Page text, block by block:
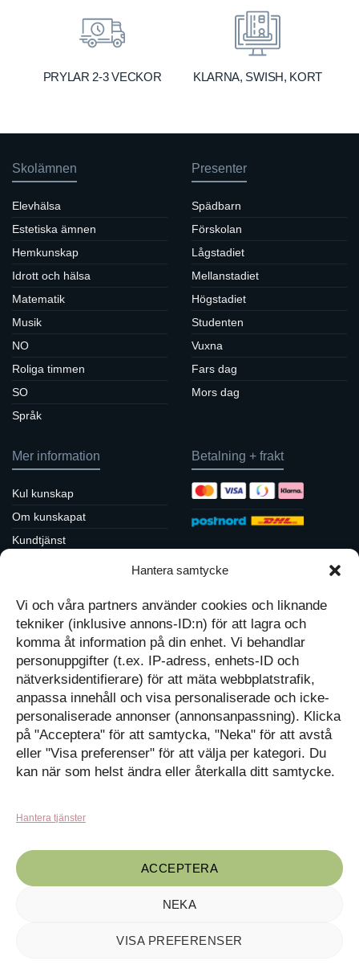
Hantera samtycke
Vi och våra partners använder cookies och liknande
tekniker (inklusive annons-ID:n) för att lagra och
komma åt information på din enhet. Vi behandlar
personuppgifter (t.ex. IP-adress, enhets-ID och
nätverksidentifierare) för att mäta webbplatstrafik,
anpassa innehåll och visa personaliserade och icke-
personaliserade annonser (annonsanpassning). Klicka
på "Acceptera" för att samtycka, "Neka" för att avstå
eller "Visa preferenser" för att välja per kategori. Du
kan när som helst ändra eller återkalla ditt samtycke.
Hantera tjänster
ACCEPTERA
NEKA
VISA PREFERENSER
PRYLAR 2-3 VECKOR KLARNA, SWISH, KORT
Skolämnen
Elevhälsa
Estetiska ämnen
Hemkunskap
Idrott och hälsa
Matematik
Musik
NO
Roliga timmen
SO
Språk
Presenter
Spädbarn
Förskolan
Lågstadiet
Mellanstadiet
Högstadiet
Studenten
Vuxna
Fars dag
Mors dag
Mer information
Kul kunskap
Om kunskapat
Kundtjänst
Cookiepolicy
Mitt konto
Kassan
Betalning + frakt
Sociala medier
Följ oss på Facebook
Tavlor på Instagram
Inspiration på Pinterest
Diskutera på LinkedIn
Varukorg
BUTIKEN
Kunskapat
Med barn och ungas
nyfikenhet som inspiration